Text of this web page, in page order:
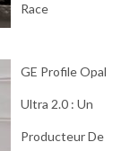
Race
GE Profile Opal
Ultra 2.0 : Un
Producteur De